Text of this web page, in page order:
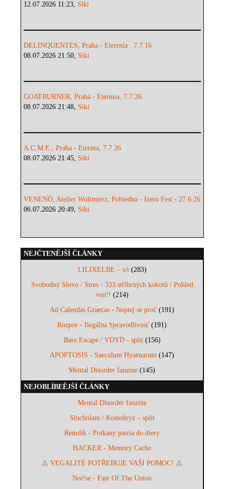
12.07.2026 11:23, Siki
DELINQUENTES, Praha - Eterrnia . 7.7.16
08.07.2026 21:50, Siki
GOATBURNER, Praha - Etermia, 7.7.26
08.07.2026 21:48, Siki
A.C.M.E., Praha - Eternia, 7.7.26
08.07.2026 21:45, Siki
VENENÖ, Atelier Wolimierz, Pobiedna - Izero Fest - 27.6.26
06.07.2026 20:49, Siki
NEJČTENĚJŠÍ ČLÁNKY
LILIXELBE – s/t(283)
Svobodný Slovo / Stres - 333 stříbrných kokotů / Pohled
ven!! (214)
Ad Calendas Graecas - Neptej se proč (191)
Rozpor - Ilegálna Spravodlivosť (191)
Bare Escape / VDYD - split(156)
APOPTOSIS - Saeculum Hyaenarum (147)
Mental Disorder fanzine (145)
NEJOBLÍBEĚJŠÍ ČLÁNKY
Mental Disorder fanzine
Slucholam / Kostohryz – split
Remdik - Potkany patria do diery
HACKER - Memory Cache
⚠️ VEGALITÉ POTŘEBUJE VAŠI POMOC! ⚠️
Noi!se - Fate Of The Union